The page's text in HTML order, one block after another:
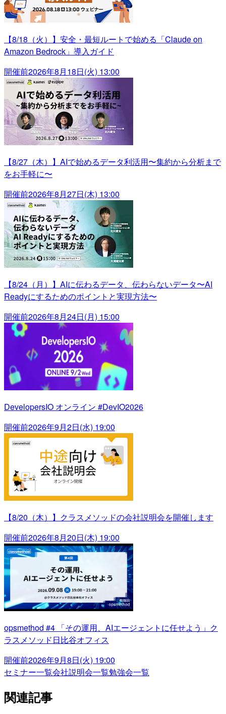
【8/18（火）】安全・最短ルートで始める「Claude on
Amazon Bedrock」導入ガイド
開催前2026年8月18日(火) 13:00
【8/27（木）】AIで始めるデータ利活用〜集約から分析まで
をお手軽に〜
開催前2026年8月27日(木) 13:00
【8/24（月）】AIに伝わるデータ、伝わらないデータ〜AI
Readyにするためのポイントと実現方法〜
開催前2026年8月24日(月) 15:00
DevelopersIO オンライン #DevIO2026
開催前2026年9月2日(水) 19:00
【8/20（木）】クラスメソッドの会社説明会を開催します
開催前2026年8月20日(木) 19:00
opsmethod #4 「その運用、AIエージェントに任せよう」ク
ラスメソッド日比谷オフィス
開催前2026年9月8日(火) 19:00
セミナー一覧会社説明会一覧勉強会一覧
関連記事